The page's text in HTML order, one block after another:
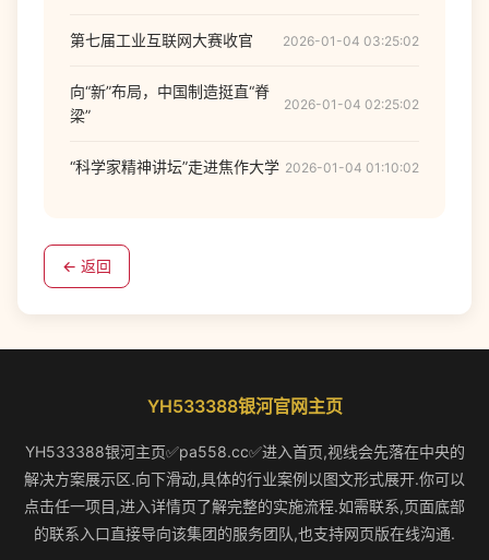
第七届工业互联网大赛收官 2026-01-04 03:25:02
向“新”布局，中国制造挺直“脊
梁”
2026-01-04 02:25:02
“科学家精神讲坛”走进焦作大学 2026-01-04 01:10:02
← 返回
YH533388银河官网主页
YH533388银河主页✅pa558.cc✅进入首页,视线会先落在中央的
解决方案展示区.向下滑动,具体的行业案例以图文形式展开.你可以
点击任一项目,进入详情页了解完整的实施流程.如需联系,页面底部
的联系入口直接导向该集团的服务团队,也支持网页版在线沟通.